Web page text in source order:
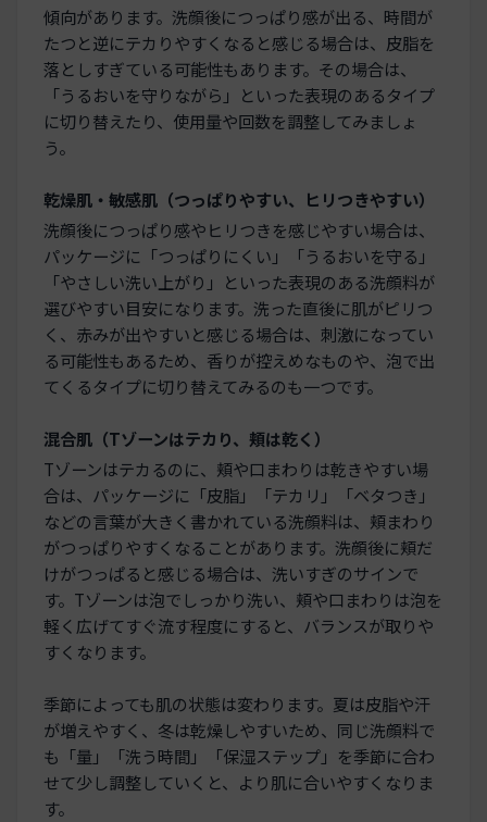
傾向があります。洗顔後につっぱり感が出る、時間が
たつと逆にテカりやすくなると感じる場合は、皮脂を
落としすぎている可能性もあります。その場合は、
「うるおいを守りながら」といった表現のあるタイプ
に切り替えたり、使用量や回数を調整してみましょ
う。
乾燥肌・敏感肌（つっぱりやすい、ヒリつきやすい）
洗顔後につっぱり感やヒリつきを感じやすい場合は、
パッケージに「つっぱりにくい」「うるおいを守る」
「やさしい洗い上がり」といった表現のある洗顔料が
選びやすい目安になります。洗った直後に肌がピリつ
く、赤みが出やすいと感じる場合は、刺激になってい
る可能性もあるため、香りが控えめなものや、泡で出
てくるタイプに切り替えてみるのも一つです。
混合肌（Tゾーンはテカり、頬は乾く）
Tゾーンはテカるのに、頬や口まわりは乾きやすい場
合は、パッケージに「皮脂」「テカリ」「ベタつき」
などの言葉が大きく書かれている洗顔料は、頬まわり
がつっぱりやすくなることがあります。洗顔後に頬だ
けがつっぱると感じる場合は、洗いすぎのサインで
す。Tゾーンは泡でしっかり洗い、頬や口まわりは泡を
軽く広げてすぐ流す程度にすると、バランスが取りや
すくなります。
季節によっても肌の状態は変わります。夏は皮脂や汗
が増えやすく、冬は乾燥しやすいため、同じ洗顔料で
も「量」「洗う時間」「保湿ステップ」を季節に合わ
せて少し調整していくと、より肌に合いやすくなりま
す。